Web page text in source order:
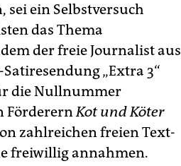
sei ein Selbstversuch
das Thema
der freie Journalist aus
„Extra 3“
die Nullnummer
FörderernKot und Köter
zahlreichen freien Text-
freiwillig annahmen.